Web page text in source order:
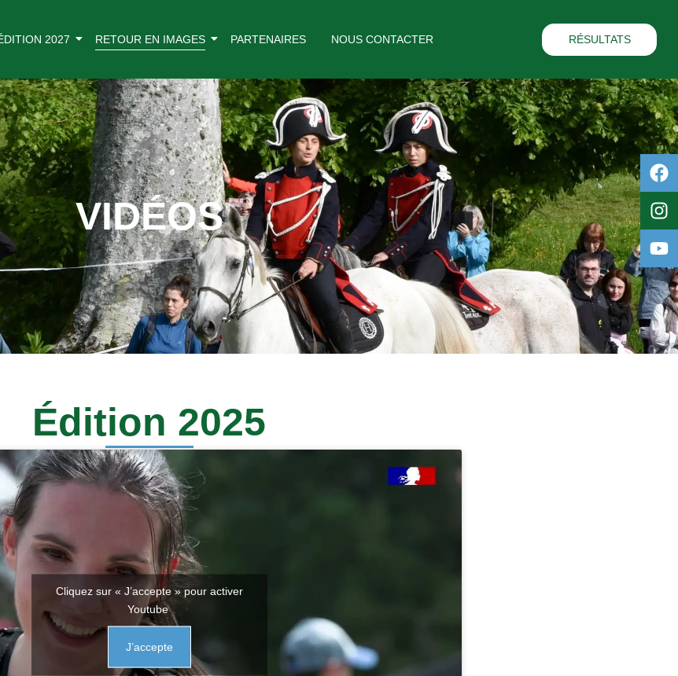
2027 RETOUR EN IMAGES PARTENAIRES NOUS CONTACTER RÉSULTATS
VIDÉOS
Édition 2025
Cliquez sur « J’accepte » pour activer
Youtube
J’accepte